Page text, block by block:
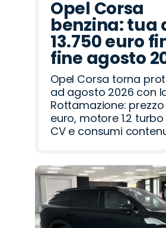
Opel Corsa
benzina: tua
13.750 euro
fine agosto
Opel Corsa torna
ad agosto 2026 con
Rottamazione: prezzo
euro, motore 1.2 turbo
CV e consumi